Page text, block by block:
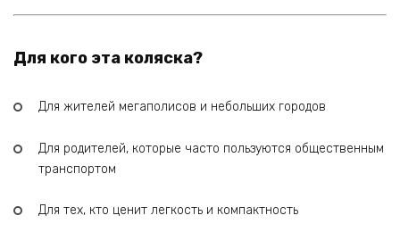
Для кого эта коляска?
Для жителей мегаполисов и небольших городов
Для родителей, которые часто пользуются общественным
транспортом
Для тех, кто ценит легкость и компактность